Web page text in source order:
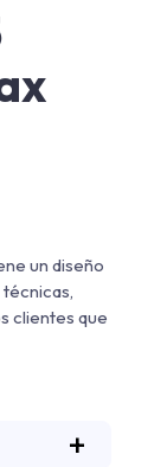
un diseño
clientes que
+